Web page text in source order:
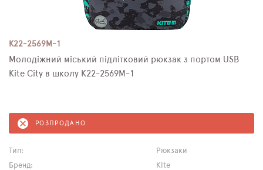
K22-2569M-1
Молодіжний міський підлітковий рюкзак з портом USB
Kite City в школу K22-2569M-1
РОЗПРОДАНО
Тип:
Рюкзаки
Бренд:
Kite